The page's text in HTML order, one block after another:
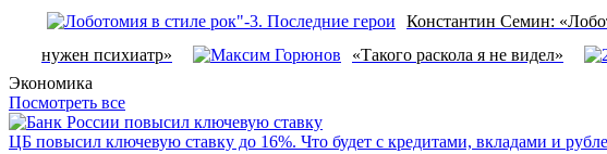
Константин Семин:
нужен психиатр»
«Такого раскола я не видел»
Экономика
Посмотреть все
ЦБ повысил ключевую ставку до 16%. Что будет с кредитами, вкладами и